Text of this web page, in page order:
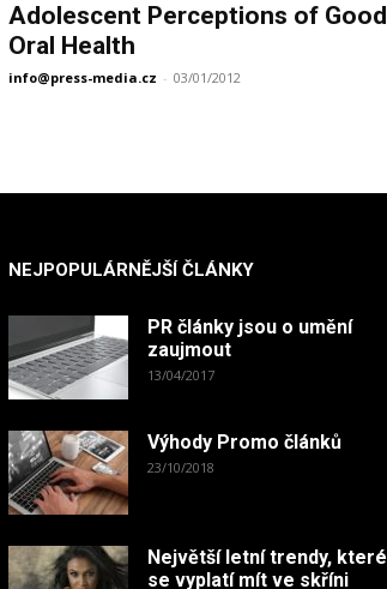
Adolescent Perceptions of Good
Oral Health
info@press-media.cz - 03/01/2012
NEJPOPULÁRNĚJŠÍ ČLÁNKY
PR články jsou o umění
zaujmout
13/04/2017
Výhody Promo článků
23/10/2018
Největší letní trendy, které
se vyplatí mít ve skříni